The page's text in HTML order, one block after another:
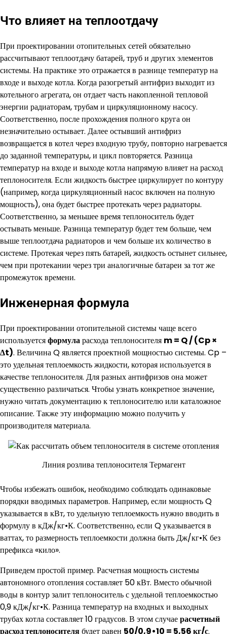
Что влияет на теплоотдачу
При проектировании отопительных сетей обязательно
рассчитывают теплоотдачу батарей, труб и других элементов
системы. На практике это отражается в разнице температур на
входе и выходе котла. Когда разогретый антифриз выходит из
котельного агрегата, он отдает часть накопленной тепловой
энергии радиаторам, трубам и циркуляционному насосу.
Соответственно, после прохождения полного круга он
незначительно остывает. Далее остывший антифриз
возвращается в котел через входную трубу, повторно нагревается
до заданной температуры, и цикл повторяется. Разница
температур на входе и выходе котла напрямую влияет на расход
теплоносителя. Если жидкость быстрее циркулирует по контуру
(например, когда циркуляционный насос включен на полную
мощность), она будет быстрее протекать через радиаторы.
Соответственно, за меньшее время теплоноситель будет
остывать меньше. Разница температур будет тем больше, чем
выше теплоотдача радиаторов и чем больше их количество в
системе. Протекая через пять батарей, жидкость остынет сильнее,
чем при протекании через три аналогичные батареи за тот же
промежуток времени.
Инженерная формула
При проектировании отопительной системы чаще всего
используетсяформуларасхода теплоносителя m = Q / (Cp ×
Δt). Величина Q является проектной мощностью системы. Cp –
это удельная теплоемкость жидкости, которая используется в
качестве теплоносителя. Для разных антифризов она может
существенно различаться. Чтобы узнать конкретное значение,
нужно читать документацию к теплоносителю или каталожное
описание. Также эту информацию можно получить у
производителя материала.
Линия розлива теплоносителя Термагент
Чтобы избежать ошибок, необходимо соблюдать одинаковые
порядки вводимых параметров. Например, если мощность Q
указывается в кВт, то удельную теплоемкость нужно вводить в
формулу в кДж/кг•К. Соответственно, если Q указывается в
ваттах, то размерность теплоемкости должна быть Дж/кг•К без
префикса «кило».
Приведем простой пример. Расчетная мощность системы
автономного отопления составляет 50 кВт. Вместо обычной
воды в контур залит теплоноситель с удельной теплоемкостью
0,9 кДж/кг•К. Разница температур на входных и выходных
трубах котла составляет 10 градусов. В этом случаерасчетный
расход теплоносителябудет равен 50/0,9•10 = 5,56 кг/с.